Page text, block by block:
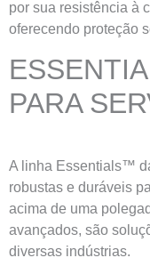
por sua resistência à
oferecendo proteção
PARA
A linha Essentials™
robustas e duráveis
acima de uma
avançados, são
diversas indústrias.